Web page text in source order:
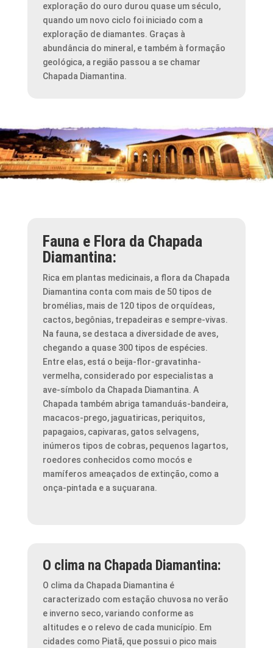
exploração do ouro durou quase um século,
quando um novo ciclo foi iniciado com a
exploração de diamantes. Graças à
abundância do mineral, e também à formação
geológica, a região passou a se chamar
Chapada Diamantina.
Fauna e Flora da Chapada
Diamantina:
Rica em plantas medicinais, a flora da Chapada
Diamantina conta com mais de 50 tipos de
bromélias, mais de 120 tipos de orquídeas,
cactos, begônias, trepadeiras e sempre-vivas.
Na fauna, se destaca a diversidade de aves,
chegando a quase 300 tipos de espécies.
Entre elas, está o beija-flor-gravatinha-
vermelha, considerado por especialistas a
ave-símbolo da Chapada Diamantina. A
Chapada também abriga tamanduás-bandeira,
macacos-prego, jaguatiricas, periquitos,
papagaios, capivaras, gatos selvagens,
inúmeros tipos de cobras, pequenos lagartos,
roedores conhecidos como mocós e
mamíferos ameaçados de extinção, como a
onça-pintada e a suçuarana.
O clima na Chapada Diamantina:
O clima da Chapada Diamantina é
caracterizado com estação chuvosa no verão
e inverno seco, variando conforme as
altitudes e o relevo de cada município. Em
cidades como Piatã, que possui o pico mais